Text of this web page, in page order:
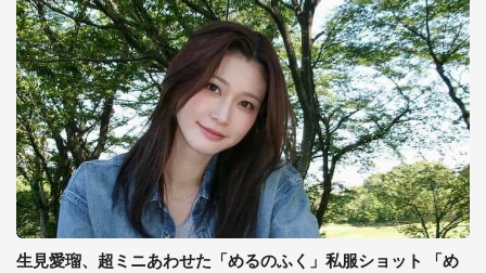
生見愛瑠、超ミニあわせた「めるのふく」私服ショット 「め